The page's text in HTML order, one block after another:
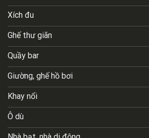
Xích đu
Ghế thư giãn
Quầy bar
Giường, ghế hồ bơi
Khay nổi
Ô dù